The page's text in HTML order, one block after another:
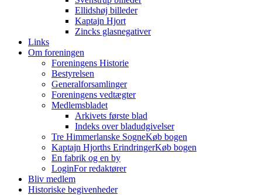
Ellidshøj billeder
Kaptajn Hjort
Zincks glasnegativer
Links
Om foreningen
Foreningens Historie
Bestyrelsen
Generalforsamlinger
Foreningens vedtægter
Medlemsbladet
Arkivets første blad
Indeks over bladudgivelser
Tre Himmerlanske SogneKøb bogen
Kaptajn Hjorths ErindringerKøb bogen
En fabrik og en by
LoginFor redaktører
Bliv medlem
Historiske begivenheder